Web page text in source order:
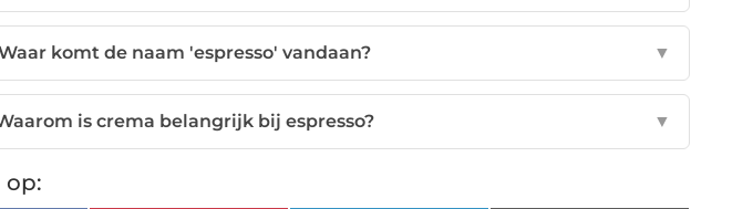
komt de naam 'espresso' vandaan? ▼
is crema belangrijk bij espresso? ▼
op: